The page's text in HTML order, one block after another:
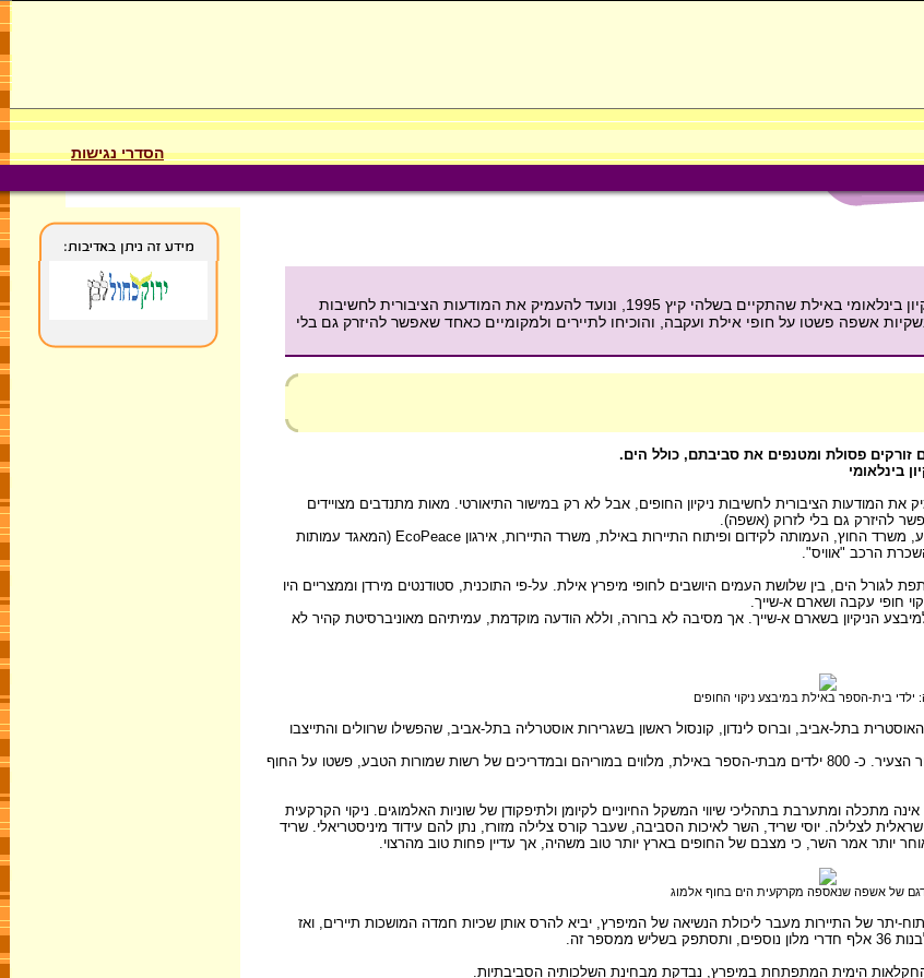
הסדרי נגישות
הארגונים הירוקים ושוחרי איכות הסביבה גייסו מאות מתנדבים למבצע ניקיון בינלאומי באילת שהתקיים בשלהי קיץ 1995, ונועד להעמיק את המודעות הציבורית לחשיבות
אשפה פשטו על חופי אילת ועקבה, והוכיחו לתיירים ולמקומיים כאחד שאפשר להיזרק גם בלי
זורקים פסולת ומטנפים את סביבתם, כולל הים.
בינלאומי
את המודעות הציבורית לחשיבות ניקיון החופים, אבל לא רק במישור התיאורטי. מאות מתנדבים מצויידים
להיזרק גם בלי לזרוק (אשפה).
מאחורי היוזמה עמדו עיריית אילת, המשרד לאיכות הסביבה, החברה להגנת הטבע, משרד החוץ, העמותה לקידום ופיתוח התיירות באילת, משרד התיירות, אירגון EcoPeace (המאגד עמותות
הרכב "אוויס".
לגורל הים, בין שלושת העמים היושבים לחופי מיפרץ אילת. על-פי התוכנית, סטודנטים מירדן וממצריים היו
חופי עקבה ושארם א-שייך.
הניקיון בשארם א-שייך. אך מסיבה לא ברורה, וללא הודעה מוקדמת, עמיתיהם מאוניברסיטת קהיר לא
ילדי בית-הספר באילת במיבצע ניקוי החופים
בתל-אביב, וברוס לינדון, קונסול ראשון בשגרירות אוסטרליה בתל-אביב, שהפשילו שרוולים והתייצבו
מה שנותר הייתה מידה רבה של גאווה לאומית, ושיעור מאלף באיכות הסביבה לדור הצעיר. כ- 800 ילדים מבתי-הספר באילת, מלווים במוריהם ובמדריכים של רשות שמורות הטבע, פשטו על החוף
מתכלה ומתערבת בתהליכי שיווי המשקל החיוניים לקיומן ולתיפקודן של שוניות האלמוגים. ניקוי הקרקעית
לצלילה. יוסי שריד, השר לאיכות הסביבה, שעבר קורס צלילה מזורז, נתן להם עידוד מיניסטריאלי. שריד
יותר אמר השר, כי מצבם של החופים בארץ יותר טוב משהיה, אך עדיין פחות טוב מהרצוי.
של אשפה שנאספה מקרקעית הים בחוף אלמוג
יתר של התיירות מעבר ליכולת הנשיאה של המיפרץ, יביא להרס אותן שכיות חמדה המושכות תיירים, ואז
זה.
הימית המתפתחת במיפרץ, נבדקת מבחינת השלכותיה הסביבתיות.